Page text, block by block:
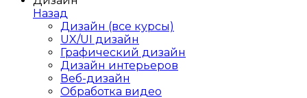
Назад
Дизайн (все курсы)
UX/UI дизайн
Графический дизайн
Дизайн интерьеров
Веб-дизайн
Обработка видео